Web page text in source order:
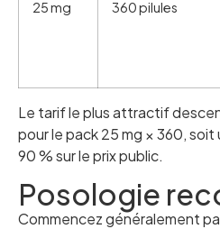
25 mg 360 pilules
Le tarif le plus attractif
pour le pack 25 mg × 360,
90 % sur le prix public.
Posologie
Commencez généralement